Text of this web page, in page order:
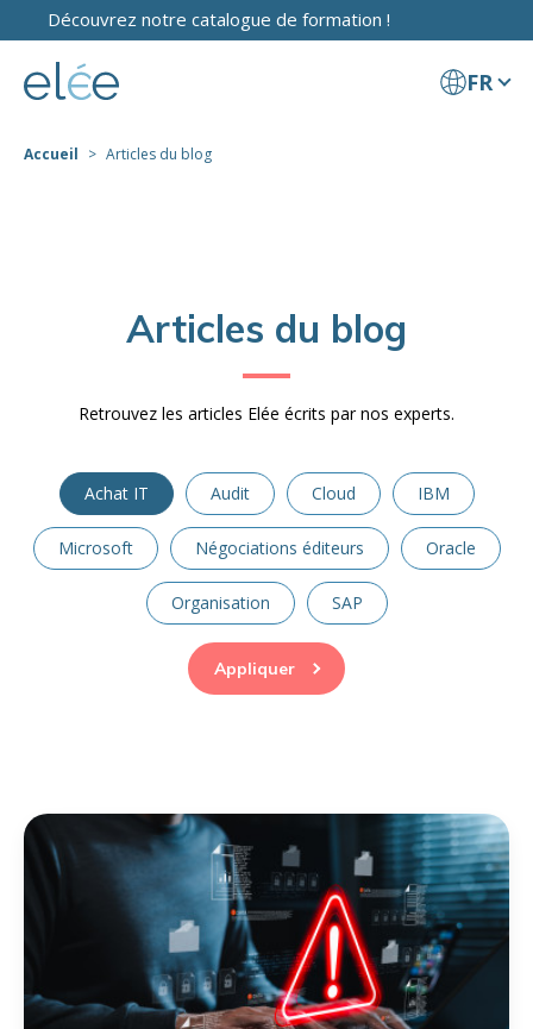
Découvrez notre catalogue de formation !
FR
Accueil Articles du blog
Articles du blog
Retrouvez les articles Elée écrits par nos experts.
Achat IT Audit Cloud IBM
Microsoft Négociations éditeurs Oracle
Organisation SAP
Appliquer